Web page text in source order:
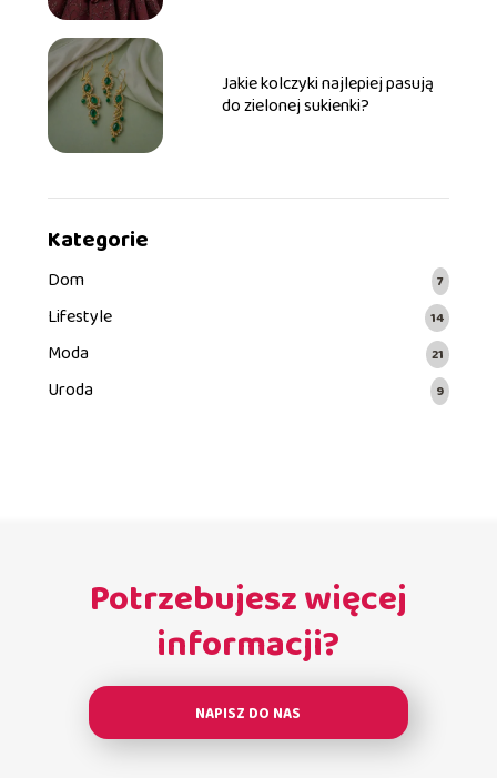
Jakie kolczyki najlepiej pasują
do zielonej sukienki?
Kategorie
Dom 7
Lifestyle 14
Moda 21
Uroda 9
Potrzebujesz więcej
informacji?
NAPISZ DO NAS